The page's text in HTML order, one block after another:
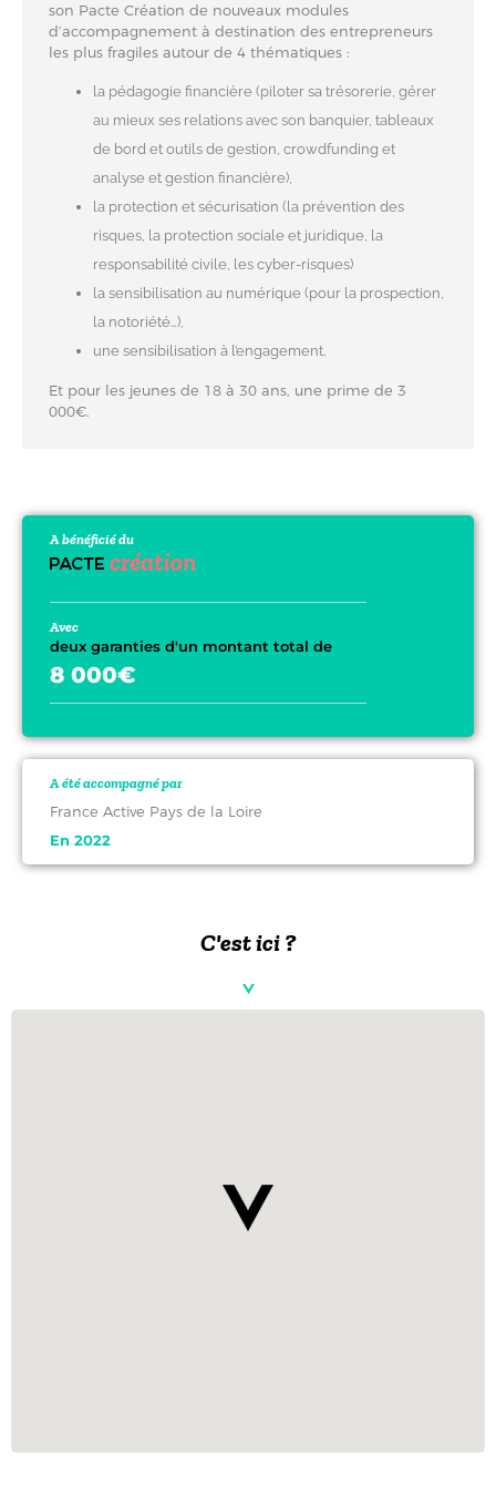
son Pacte Création de nouveaux modules
d’accompagnement à destination des entrepreneurs
les plus fragiles autour de 4 thématiques :
la pédagogie financière (piloter sa trésorerie, gérer
au mieux ses relations avec son banquier, tableaux
de bord et outils de gestion, crowdfunding et
analyse et gestion financière),
la protection et sécurisation (la prévention des
risques, la protection sociale et juridique, la
responsabilité civile, les cyber-risques)
la sensibilisation au numérique (pour la prospection,
la notoriété…),
une sensibilisation à l’engagement.
Et pour les jeunes de 18 à 30 ans, une prime de 3
000€.
A bénéficié du
Avec
deux garanties d'un montant total de
8 000€
A été accompagné par
France Active Pays de la Loire
En 2022
C'est ici ?